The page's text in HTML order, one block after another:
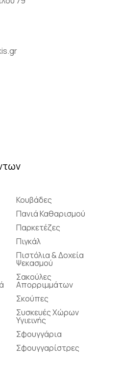
Κουβάδες
Πανιά Καθαρισμού
Παρκετέζες
Πιγκάλ
Πιστόλια & Δοχεία
Ψεκασμού
Σακούλες
Απορριμμάτων
Σκούπες
Συσκευές Χώρων
Υγιεινής
Σφουγγάρια
Σφουγγαρίστρες